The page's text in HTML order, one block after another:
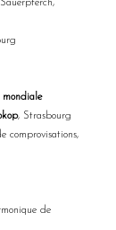
mondiale
, Strasbourg
comprovisations,
de